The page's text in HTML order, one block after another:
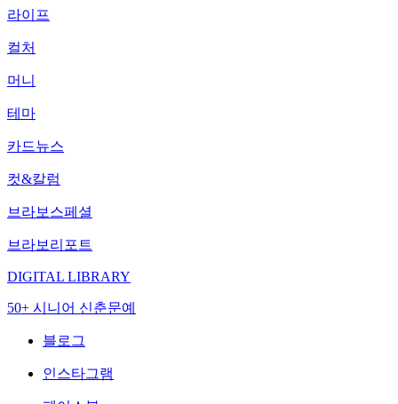
라이프
컬처
머니
테마
카드뉴스
컷&칼럼
브라보스페셜
브라보리포트
DIGITAL LIBRARY
50+ 시니어 신춘문예
블로그
인스타그램